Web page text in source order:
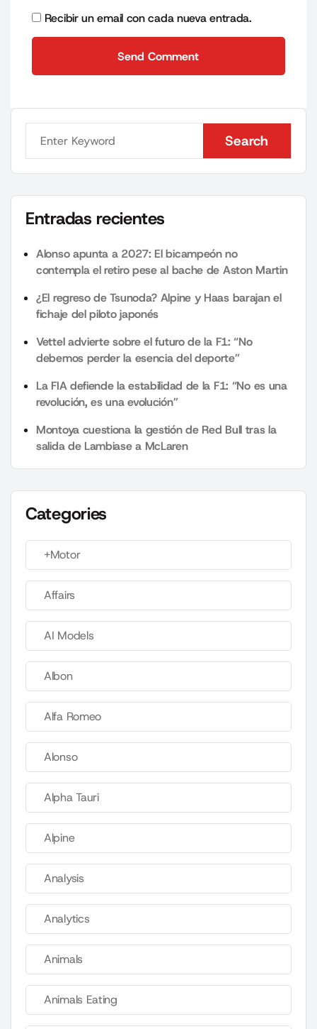
Recibir un email con cada nueva entrada.
Send Comment
Search
Search
Entradas recientes
Alonso apunta a 2027: El bicampeón no
contempla el retiro pese al bache de Aston Martin
¿El regreso de Tsunoda? Alpine y Haas barajan el
fichaje del piloto japonés
Vettel advierte sobre el futuro de la F1: “No
debemos perder la esencia del deporte”
La FIA defiende la estabilidad de la F1: “No es una
revolución, es una evolución”
Montoya cuestiona la gestión de Red Bull tras la
salida de Lambiase a McLaren
Categories
+Motor
Affairs
AI Models
Albon
Alfa Romeo
Alonso
Alpha Tauri
Alpine
Analysis
Analytics
Animals
Animals Eating